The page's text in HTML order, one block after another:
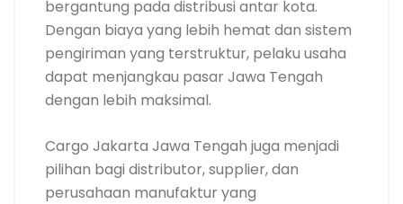
bergantung pada distribusi antar kota.
Dengan biaya yang lebih hemat dan sistem
pengiriman yang terstruktur, pelaku usaha
dapat menjangkau pasar Jawa Tengah
dengan lebih maksimal.
Cargo Jakarta Jawa Tengah juga menjadi
pilihan bagi distributor, supplier, dan
perusahaan manufaktur yang